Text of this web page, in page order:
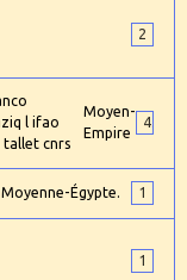
2
Moyen-
Empire
Moyenne-Égypte. 1
1